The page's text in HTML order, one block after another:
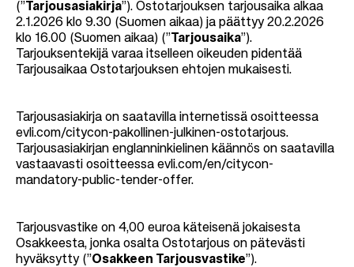
(” Tarjousasiakirja”). Ostotarjouksen tarjousaika alkaa
2.1.2026 klo 9.30 (Suomen aikaa) ja päättyy 20.2.2026
klo 16.00 (Suomen aikaa) (” Tarjousaika”).
Tarjouksentekijä varaa itselleen oikeuden pidentää
Tarjousaikaa Ostotarjouksen ehtojen mukaisesti.
Tarjousasiakirja on saatavilla internetissä osoitteessa
evli.com/citycon-pakollinen-julkinen-ostotarjous.
Tarjousasiakirjan englanninkielinen käännös on saatavilla
vastaavasti osoitteessa evli.com/en/citycon-
mandatory-public-tender-offer.
Tarjousvastike on 4,00 euroa käteisenä jokaisesta
Osakkeesta, jonka osalta Ostotarjous on pätevästi
hyväksytty (”Osakkeen Tarjousvastike”).